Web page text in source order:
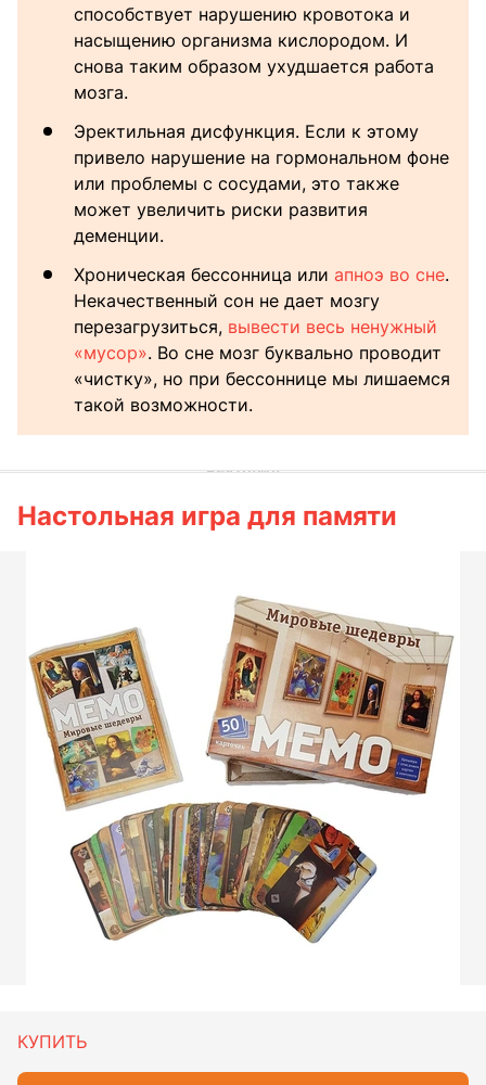
способствует нарушению кровотока и
насыщению организма кислородом. И
снова таким образом ухудшается работа
мозга.
Эректильная дисфункция. Если к этому
привело нарушение на гормональном фоне
или проблемы с сосудами, это также
может увеличить риски развития
деменции.
Хроническая бессонница или апноэ во сне.
Некачественный сон не дает мозгу
перезагрузиться, вывести весь ненужный
«мусор». Во сне мозг буквально проводит
«чистку», но при бессоннице мы лишаемся
такой возможности.
Настольная игра для памяти
КУПИТЬ